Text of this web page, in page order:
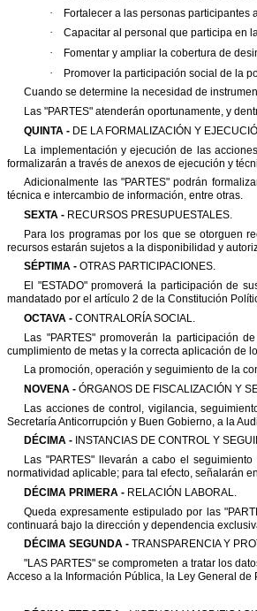
· Fortalecer a las personas participantes
· Capacitar al personal que participa en
· Fomentar y ampliar la cobertura de
· Promover la participación social de la
Cuando se determine la necesidad de
Las"PARTES" atenderán oportunamente, y
QUINTA - DE LA FORMALIZACIÓN Y
La implementación y ejecución de las
formalizarán a través de anexos de ejecución y
Adicionalmente las "PARTES"podrán
técnica e intercambio de información, entre otras.
SEXTA - RECURSOS PRESUPUESTALES.
Para los programas por los que se otorguen
recursos estarán sujetos a la disponibilidad y
SÉPTIMA- OTRAS PARTICIPACIONES.
El "ESTADO"promoverá la participación de
mandatado por el artículo 2 de la Constitución
OCTAVA -CONTRALORÍA SOCIAL.
Las "PARTES"promoverán la participación
cumplimiento de metas y la correcta aplicación de
La promoción, operación y seguimiento de la
NOVENA -ÓRGANOS DE FISCALIZACIÓN Y
Las acciones de control, vigilancia,
Secretaría Anticorrupción y Buen Gobierno, a la
DÉCIMA - INSTANCIAS DE CONTROL Y
Las "PARTES"llevarán a cabo el seguimiento
normatividad aplicable; para tal efecto, señalarán
DÉCIMA PRIMERA - RELACIÓN LABORAL.
Queda expresamente estipulado por las "
continuará bajo la dirección y dependencia
DÉCIMA SEGUNDA -TRANSPARENCIA Y
"LAS PARTES" se comprometen a tratar los
Acceso a la Información Pública, la Ley General de